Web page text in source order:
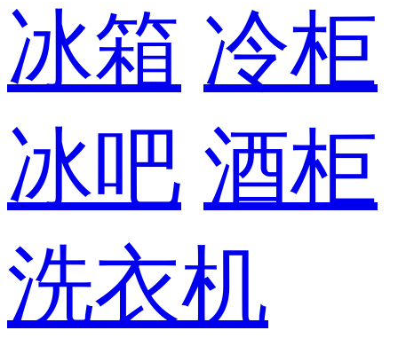
冰箱 冷柜
冰吧 酒柜
洗衣机